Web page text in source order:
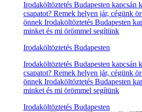
Irodaköltöztetés Budapesten kapcsán
csapatot? Remek helyen jár, cégünk
önnek Irodaköltöztetés Budapesten
minket és mi örömmel segítünk
Irodaköltöztetés Budapesten
Irodaköltöztetés Budapesten kapcsán
csapatot? Remek helyen jár, cégünk
önnek Irodaköltöztetés Budapesten
minket és mi örömmel segítünk
Irodaköltöztetés Budapesten